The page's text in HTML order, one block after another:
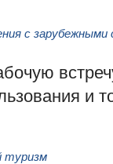
с
и
туризм